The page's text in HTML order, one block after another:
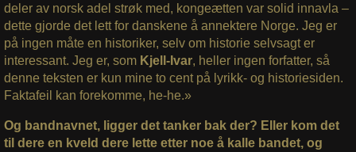
deler av norsk adel strøk med, kongeætten var solid innavla –
dette gjorde det lett for danskene å annektere Norge. Jeg er
på ingen måte en historiker, selv om historie selvsagt er
interessant. Jeg er, som Kjell-Ivar, heller ingen forfatter, så
denne teksten er kun mine to cent på lyrikk- og historiesiden.
Faktafeil kan forekomme, he-he.»
Og bandnavnet, ligger det tanker bak der? Eller kom det
til dere en kveld dere lette etter noe å kalle bandet, og